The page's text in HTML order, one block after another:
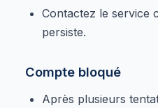
Contactez le service
persiste.
Compte bloqué
Après plusieurs